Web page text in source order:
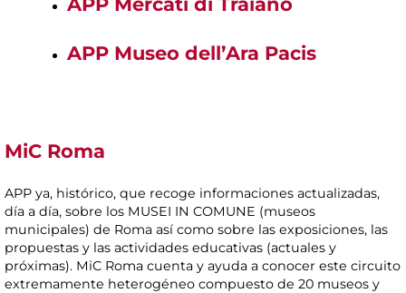
APP Museo dell’Ara Pacis
MiC Roma
APP ya, histórico, que recoge informaciones actualizadas,
día a día, sobre los MUSEI IN COMUNE (museos
municipales) de Roma así como sobre las exposiciones, las
propuestas y las actividades educativas (actuales y
próximas). MiC Roma cuenta y ayuda a conocer este circuito
extremamente heterogéneo compuesto de 20 museos y